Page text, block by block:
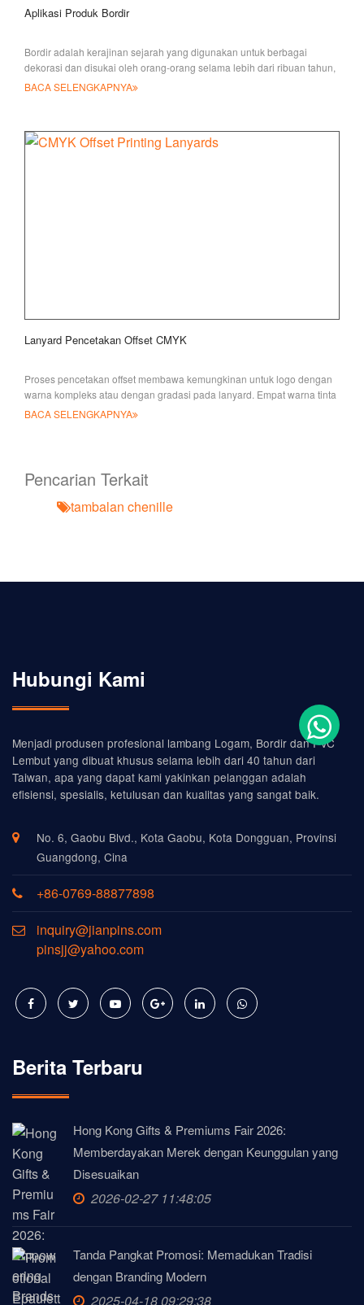
Aplikasi Produk Bordir
Bordir adalah kerajinan sejarah yang digunakan untuk berbagai
dekorasi dan disukai oleh orang-orang selama lebih dari ribuan tahun,
dan
BACA SELENGKAPNYA
Lanyard Pencetakan Offset CMYK
Proses pencetakan offset membawa kemungkinan untuk logo dengan
warna kompleks atau dengan gradasi pada lanyard. Empat warna tinta
(BACA SELENGKAPNYA
Pencarian Terkait
tambalan chenille
Hubungi Kami
Menjadi produsen profesional lambang Logam, Bordir dan PVC
Lembut yang dibuat khusus selama lebih dari 40 tahun dari
Taiwan, apa yang dapat kami yakinkan pelanggan adalah
efisiensi, spesialis, ketulusan dan kualitas yang sangat baik.
No. 6, Gaobu Blvd., Kota Gaobu, Kota Dongguan, Provinsi
Guangdong, Cina
+86-0769-88877898
inquiry@jianpins.com
pinsjj@yahoo.com
Berita Terbaru
Hong Kong Gifts & Premiums Fair 2026:
Memberdayakan Merek dengan Keunggulan yang
Disesuaikan
2026-02-27 11:48:05
Tanda Pangkat Promosi: Memadukan Tradisi
dengan Branding Modern
2025-04-18 09:29:38